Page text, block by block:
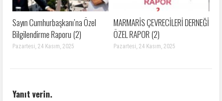
Sayın Cumhurbaşkanı’na Özel
Bilgilendirme Raporu (2)
Pazartesi, 24 Kasım, 2025
MARMARİS ÇEVRECİLERİ DERNEĞİ
ÖZEL RAPOR (2)
Pazartesi, 24 Kasım, 2025
Yanıt verin.